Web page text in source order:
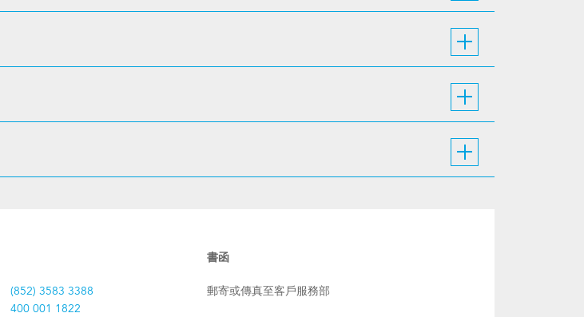
(852) 3583 3388
400 001 1822
書函
郵寄或傳真至客戶服務部